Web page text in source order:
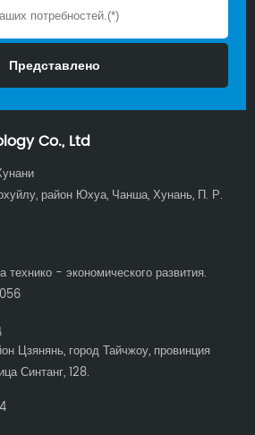
Co., Ltd
район Юхуа, Чанша, Хунань, П. Р.
технико - экономического развития.
Цзянянь, город Тайчжоу, провинция
Синтанг, 128.